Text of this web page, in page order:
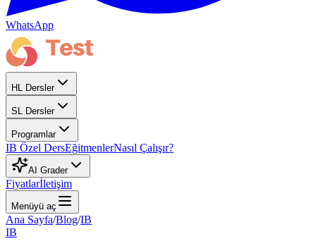
WhatsApp
HL Dersler
SL Dersler
Programlar
IB Özel DersEğitmenlerNasıl Çalışır?
AI Grader
Fiyatlarİletişim
Menüyü aç
Ana Sayfa/Blog/IB
IB